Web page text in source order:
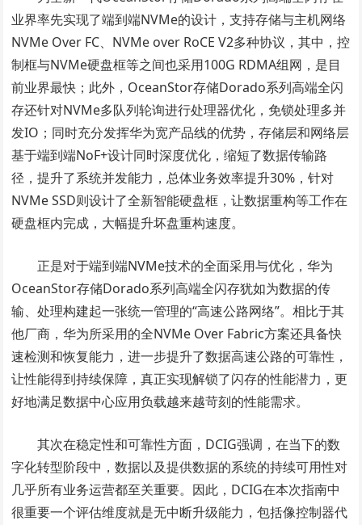
业界率先实现了端到端NVMe的设计，支持存储与主机网络
NVMe Over FC、NVMe over RoCE V2多种协议，其中，控
制框与NVMe硬盘框等之间也采用100G RDMA组网，是目
前业界最快；此外，OceanStor存储Dorado系列高端全闪
存还针对NVMe多队列轮询进行处理器优化，免锁处理多并
发IO；同时充分发挥华为宽产品线的优势，存储层和网络层
基于端到端NoF+设计同时深度优化，缩短了数据传输路
径，提升了系统并发能力，总体业务效率提升30%，针对
NVMe SSD则设计了全新智能硬盘框，让数据重构等工作在
硬盘框内完成，大幅提升坏盘重构速度。
正是对于端到端NVMe技术的全面采用与优化，华为
OceanStor存储Dorado系列高端全闪存犹如为数据的传
输、处理构建起一张统一管理的“高速公路网络”。相比于其
他厂商，华为所采用的全NVMe Over Fabric方案还具备快
速检测和恢复能力，进一步提升了数据高速公路的可靠性，
让性能得到持续保障，真正实现解锁了闪存的性能潜力，更
好地满足数据中心应用负载越来越苛刻的性能需求。
其次在稳定性和可靠性方面，DCIG强调，在当下的数
字化转型阶段中，数据以及提供数据的系统的持续可用性对
几乎所有业务运营都至关重要。因此，DCIG在本次指南中
很重要一个评估维度就是无中断升级能力，包括像控制器代